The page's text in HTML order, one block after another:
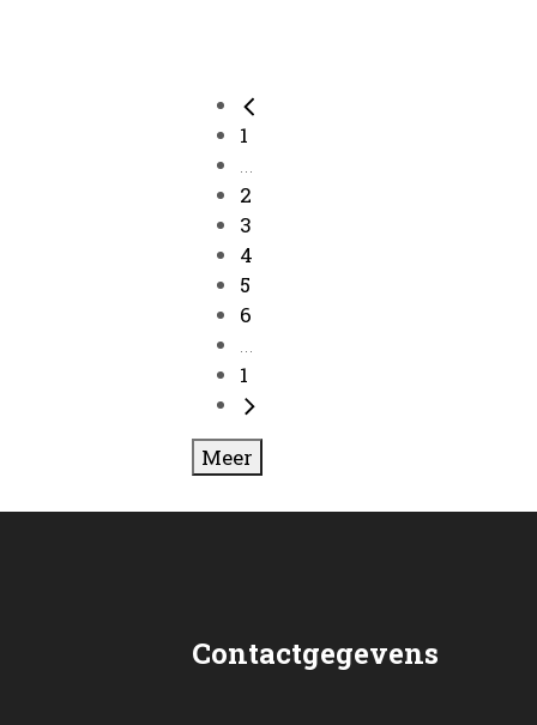
1
...
2
3
4
5
6
...
1
Meer
Contactgegevens